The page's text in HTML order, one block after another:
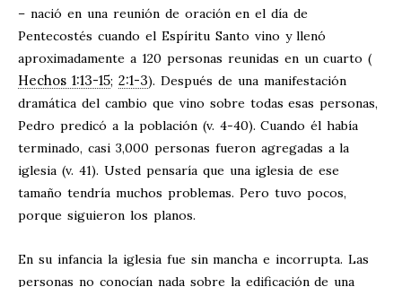
– nació en una reunión de oración en el día de
Pentecostés cuando el Espíritu Santo vino y llenó
aproximadamente a 120 personas reunidas en un cuarto (
Hechos 1:13-15; 2:1-3). Después de una manifestación
dramática del cambio que vino sobre todas esas personas,
Pedro predicó a la población (v. 4-40). Cuando él había
terminado, casi 3,000 personas fueron agregadas a la
iglesia (v. 41). Usted pensaría que una iglesia de ese
tamaño tendría muchos problemas. Pero tuvo pocos,
porque siguieron los planos.
En su infancia la iglesia fue sin mancha e incorrupta. Las
personas no conocían nada sobre la edificación de una